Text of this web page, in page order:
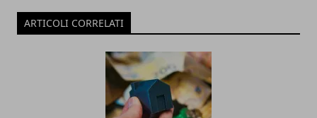
ARTICOLI CORRELATI